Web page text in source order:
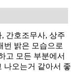
간호조무사, 상주
번 밝은 모습으로
고 모든 부분에서
나오는거 같아서 좋